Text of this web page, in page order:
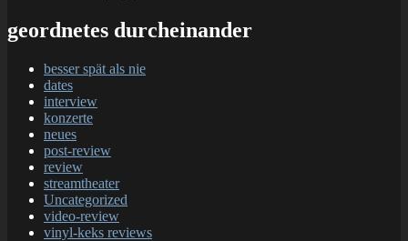
geordnetes durcheinander
besser spät als nie
dates
interview
konzerte
neues
post-review
review
streamtheater
Uncategorized
video-review
vinyl-keks reviews